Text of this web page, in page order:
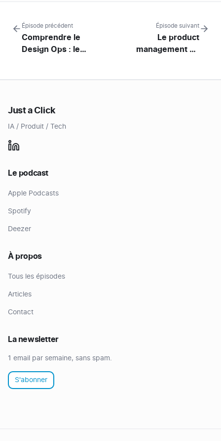
Épisode précédent
Comprendre le
Design Ops : le
Épisode suivant
Le product
management en
Just a Click
IA / Produit / Tech
Le podcast
Apple Podcasts
Spotify
Deezer
À propos
Tous les épisodes
Articles
Contact
La newsletter
1 email par semaine, sans spam.
S'abonner